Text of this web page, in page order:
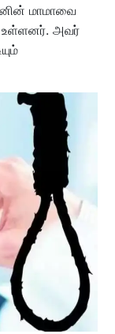
மாமாவை
உள்ளனர். அவர்